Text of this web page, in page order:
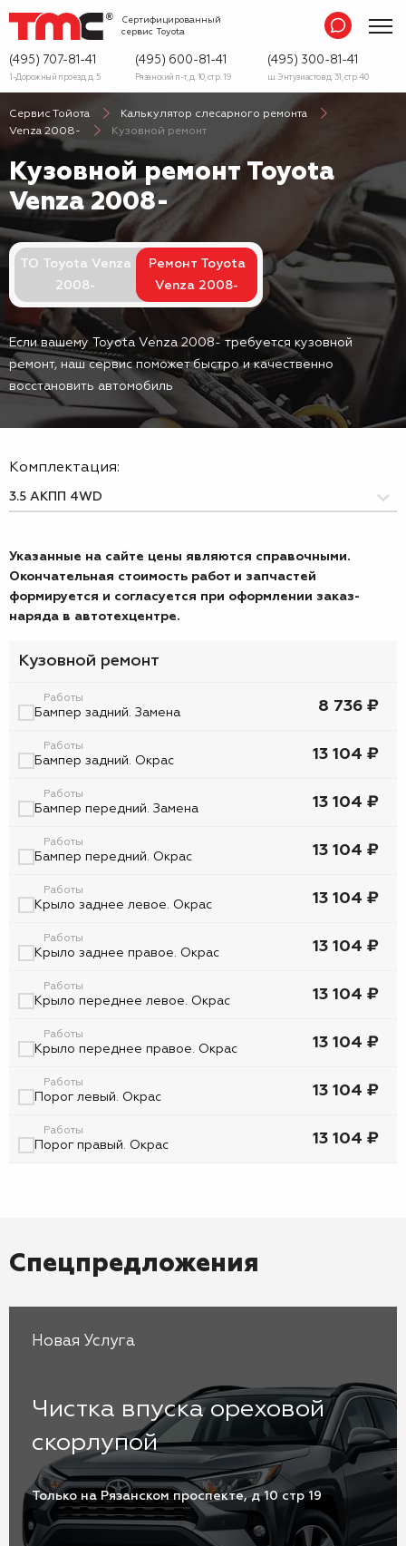
Сертифицированный
сервис Toyota
(495) 707-81-41
1-Дорожный проезд, д. 5
(495) 600-81-41
Рязанский п-т, д. 10, стр. 19
(495) 300-81-41
ш. Энтузиастов д. 31, стр. 40
Сервис Тойота
Калькулятор слесарного ремонта
Venza 2008-
Кузовной ремонт
Кузовной ремонт Toyota
Venza 2008-
ТО Toyota Venza
2008-
Ремонт Toyota
Venza 2008-
Если вашему Toyota Venza 2008- требуется кузовной
ремонт, наш сервис поможет быстро и качественно
восстановить автомобиль
Комплектация:
Указанные на сайте цены являются справочными.
Окончательная стоимость работ и запчастей
формируется и согласуется при оформлении заказ-
наряда в автотехцентре.
Кузовной ремонт
Работы
Бампер задний. Замена 8 736 ₽
Работы
Бампер задний. Окрас 13 104 ₽
Работы
Бампер передний. Замена 13 104 ₽
Работы
Бампер передний. Окрас 13 104 ₽
Работы
Крыло заднее левое. Окрас 13 104 ₽
Работы
Крыло заднее правое. Окрас 13 104 ₽
Работы
Крыло переднее левое. Окрас 13 104 ₽
Работы
Крыло переднее правое. Окрас 13 104 ₽
Работы
Порог левый. Окрас 13 104 ₽
Работы
Порог правый. Окрас 13 104 ₽
Спецпредложения
Новая Услуга
Чистка впуска ореховой
скорлупой
Только на Рязанском проспекте, д 10 стр 19